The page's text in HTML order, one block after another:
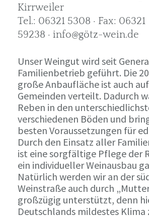
Kirrweiler
Tel.: 06321 5308 · Fax: 06321
59238 · info@götz-wein.de
Unser Weingut wird seit
Familienbetrieb geführt. Die
große Anbaufläche ist auch
Gemeinden verteilt. Dadurch
Reben in den
verschiedenen Böden und
besten Voraussetzungen für
Durch den Einsatz aller
ist eine sorgfältige Pflege der
ein individueller Weinausbau
Natürlich werden wir an der
Weinstraße auch durch
großzügig unterstützt, denn
Deutschlands mildestes Klima